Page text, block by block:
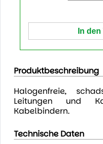
Produktbeschreibung
Halogenfreie,
Leitungen und
Kabelbindern.
Technische Daten